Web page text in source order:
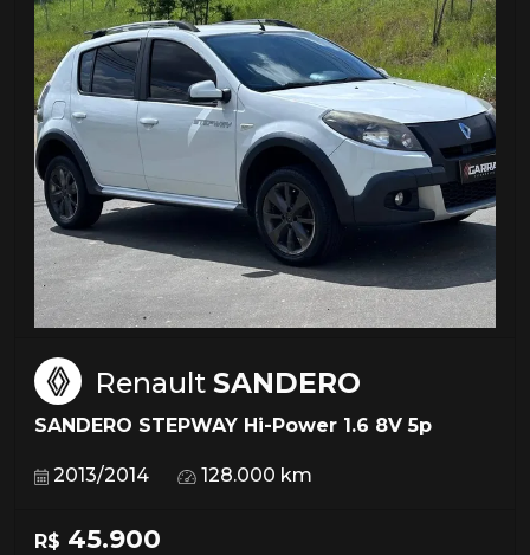
Renault SANDERO
SANDERO STEPWAY Hi-Power 1.6 8V 5p
2013/2014 128.000 km
R$ 45.900